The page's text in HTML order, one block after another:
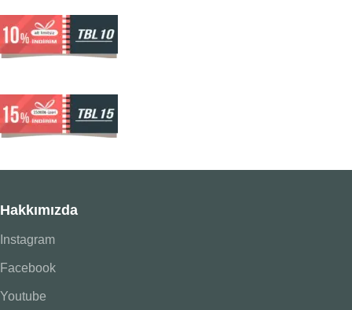
Hakkımızda
Instagram
Facebook
Youtube